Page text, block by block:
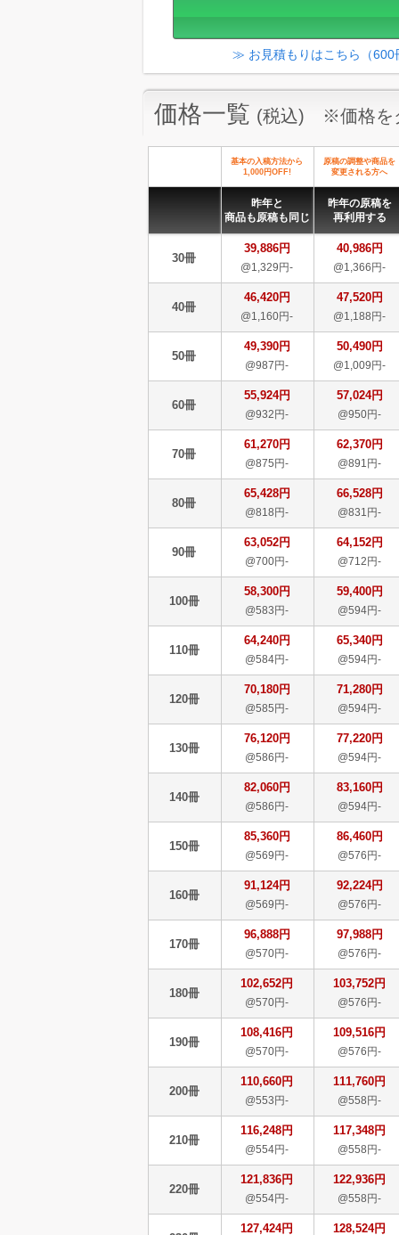
≫ お見積もりはこちら（600
価格一覧 (税込) ※価格を
基本の入稿方法から
1,000円OFF!
原稿の調整や商品を
変更される方へ
昨年と
商品も原稿も同じ
昨年の原稿を
再利用する
30冊
39,886円
@1,329円-
40,986円
@1,366円-
40冊
46,420円
@1,160円-
47,520円
@1,188円-
50冊
49,390円
@987円-
50,490円
@1,009円-
60冊
55,924円
@932円-
57,024円
@950円-
70冊
61,270円
@875円-
62,370円
@891円-
80冊
65,428円
@818円-
66,528円
@831円-
90冊
63,052円
@700円-
64,152円
@712円-
100冊
58,300円
@583円-
59,400円
@594円-
110冊
64,240円
@584円-
65,340円
@594円-
120冊
70,180円
@585円-
71,280円
@594円-
130冊
76,120円
@586円-
77,220円
@594円-
140冊
82,060円
@586円-
83,160円
@594円-
150冊
85,360円
@569円-
86,460円
@576円-
160冊
91,124円
@569円-
92,224円
@576円-
170冊
96,888円
@570円-
97,988円
@576円-
180冊
102,652円
@570円-
103,752円
@576円-
190冊
108,416円
@570円-
109,516円
@576円-
200冊
110,660円
@553円-
111,760円
@558円-
210冊
116,248円
@554円-
117,348円
@558円-
220冊
121,836円
@554円-
122,936円
@558円-
127,424円 128,524円